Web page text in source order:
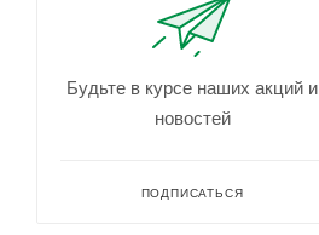
Будьте в курсе наших акций и
новостей
ПОДПИСАТЬСЯ